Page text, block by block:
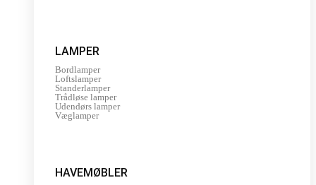
LAMPER
Bordlamper
Loftslamper
Standerlamper
Trådløse lamper
Udendørs lamper
Væglamper
HAVEMØBLER